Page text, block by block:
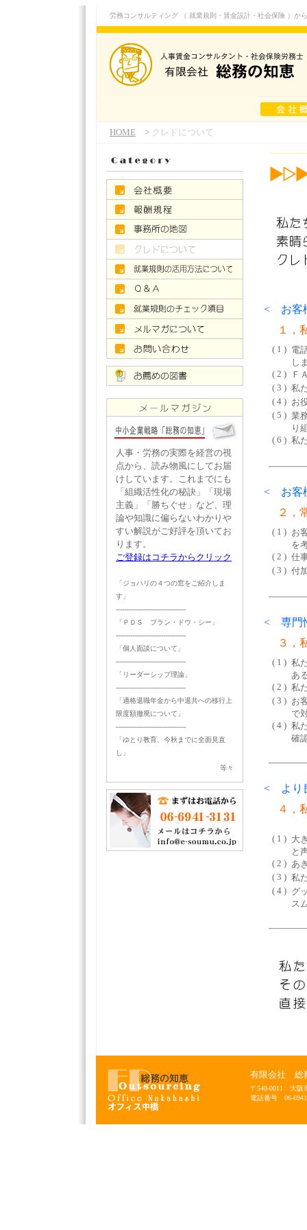
労務コンサルティング （ 就業規則・賃金設計・社会保険 ）か
HOME > クレドについて
人事・労務の実際を経営の視
点から、読み物風にしてお届
けしています。これまでにも
「組織活性化の秘訣」「現場
主義」「勝ちぐせ」など、理
論や知識に偏らないわかりや
すい解説がご好評を頂いてお
ります。
ご登録はコチラからクリック
「ジョハリの４つの窓をご紹介しま
す」
----------------------------------
「ＰＤＳ プラン・ドウ・シー」
----------------------------------
「個人面談について」
----------------------------------
「リーダーシップ理論」
----------------------------------
「適格退職年金から中退共への移行上
限度額撤廃について」
----------------------------------
「ゆとり教育、今秋までに全面見直
し」
等々
< お客
１，私
( 1 ) 電
し
( 2 )
Ｆ
( 3 ) 私
( 4 ) お
( 5 ) 業
り
( 6 ) 私
< お客
２，常
( 1 ) お
を
( 2 ) 仕
( 3 ) 付
< 専門
３，私
( 1 ) 私
あ
( 2 ) 私
( 3 ) お
で
( 4 ) 私
確
< より
４，私
( 1 ) 大
と
( 2 ) あ
( 3 ) 私
( 4 ) グ
ス
有限会社 総
〒540-0011 大阪
電話番号 06-